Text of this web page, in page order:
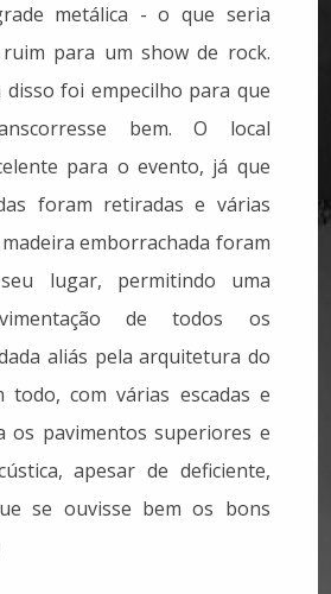
metálica - o que seria
para um show de rock.
foi empecilho para que
bem. O local
para o evento, já que
foram retiradas e várias
emborrachada foram
lugar, permitindo uma
de todos os
aliás pela arquitetura do
todo, com várias escadas e
os pavimentos superiores e
apesar de deficiente,
se ouvisse bem os bons